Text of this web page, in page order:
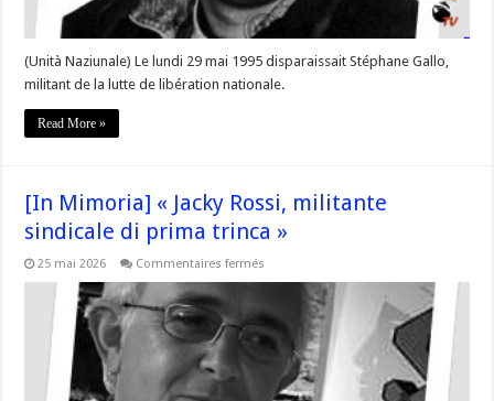
(Unità Naziunale) Le lundi 29 mai 1995 disparaissait Stéphane Gallo,
militant de la lutte de libération nationale.
Read More »
[In Mimoria] « Jacky Rossi, militante
sindicale di prima trinca »
25 mai 2026 Commentaires fermés
Rossi,
militante
sindicale
prima
trinca »